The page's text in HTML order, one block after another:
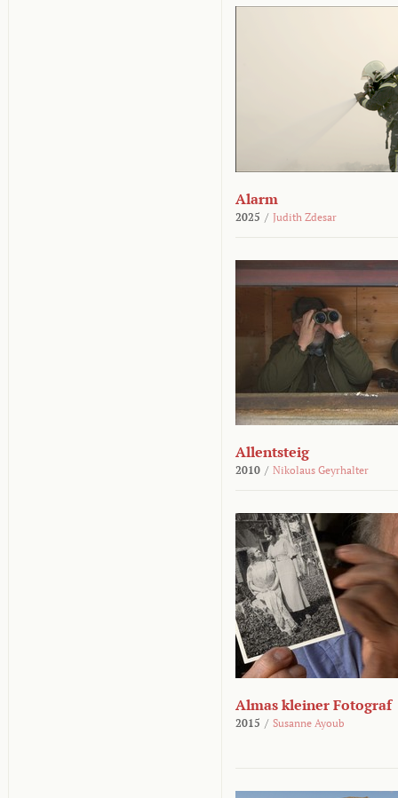
Alarm
2025 / Judith Zdesar
Allentsteig
2010 / Nikolaus Geyrhalter
Almas kleiner Fotograf
2015 / Susanne Ayoub